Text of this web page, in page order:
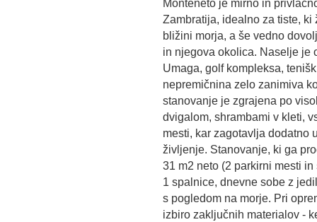
Monteneto je mirno in
Zambratija, idealno za tiste,
bližini morja, a še vedno
in njegova okolica. Naselje je
Umaga, golf kompleksa,
nepremičnina zelo zanimiva
stanovanje je zgrajena po
dvigalom, shrambami v kleti,
mesti, kar zagotavlja dodatno
življenje. Stanovanje, ki ga
31 m2 neto (2 parkirni mesti
1 spalnice, dnevne sobe z
s pogledom na morje. Pri
izbiro zaključnih materialov -